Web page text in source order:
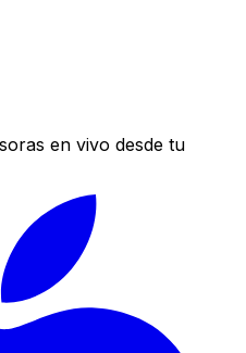
en vivo desde tu